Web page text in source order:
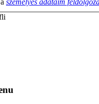
személyes adataim